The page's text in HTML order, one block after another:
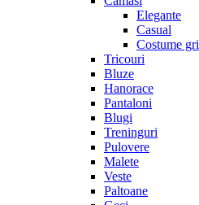
Elegante
Casual
Costume gri
Tricouri
Bluze
Hanorace
Pantaloni
Blugi
Treninguri
Pulovere
Malete
Veste
Paltoane